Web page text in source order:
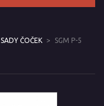
SADY ČOČEK >
SGM P-5